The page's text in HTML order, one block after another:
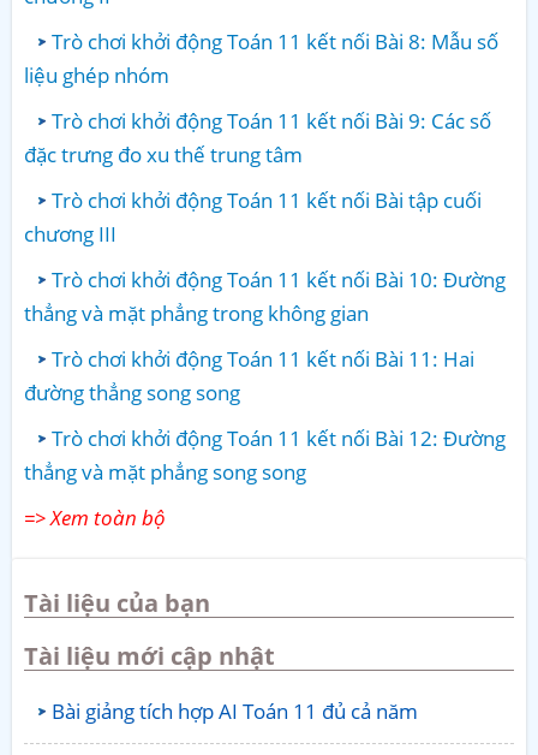
Trò chơi khởi động Toán 11 kết nối Bài 8: Mẫu số
liệu ghép nhóm
Trò chơi khởi động Toán 11 kết nối Bài 9: Các số
đặc trưng đo xu thế trung tâm
Trò chơi khởi động Toán 11 kết nối Bài tập cuối
chương III
Trò chơi khởi động Toán 11 kết nối Bài 10: Đường
thẳng và mặt phẳng trong không gian
Trò chơi khởi động Toán 11 kết nối Bài 11: Hai
đường thẳng song song
Trò chơi khởi động Toán 11 kết nối Bài 12: Đường
thẳng và mặt phẳng song song
=> Xem toàn bộ
Tài liệu của bạn
Tài liệu mới cập nhật
Bài giảng tích hợp AI Toán 11 đủ cả năm